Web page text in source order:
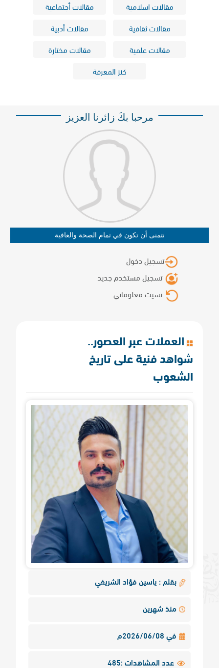
مقالات اسلامية
مقالات أجتماعية
مقالات ثقافية
مقالات أدبية
مقالات علمية
مقالات مختارة
كنز المعرفة
مرحبا بكَ زائرنا العزيز
نتمنى أن تكون في تمام الصحة والعافية
تسجيل دخول
تسجيل مستخدم جديد
نسيت معلوماتي
العملات عبر العصور..
شواهد فنية على تاريخ
الشعوب
بقلم : ياسين فؤاد الشريفي
منذ شهرين
في 2026/06/08م
عدد المشاهدات :485